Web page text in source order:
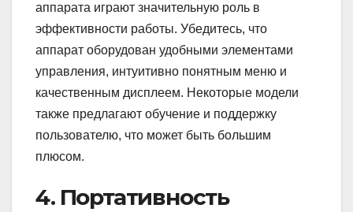
аппарата играют значительную роль в
эффективности работы. Убедитесь, что
аппарат оборудован удобными элементами
управления, интуитивно понятным меню и
качественным дисплеем. Некоторые модели
также предлагают обучение и поддержку
пользователю, что может быть большим
плюсом.
4. Портативность